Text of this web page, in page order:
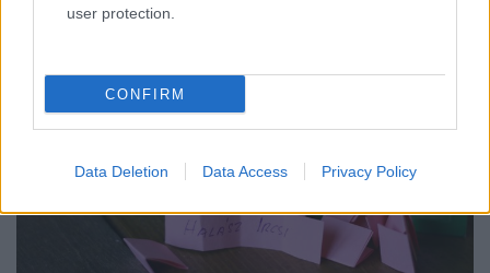
user protection.
CONFIRM
Data Deletion Data Access Privacy Policy